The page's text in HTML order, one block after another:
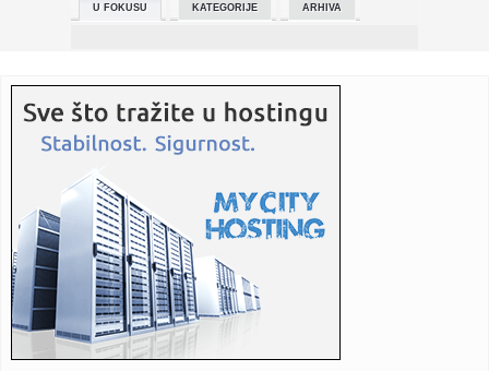
23:01: Pistonsi imaju dilemu vrijednu skoro 300 miliona
23:01:Neobični gosti u šatoru (VIDEO)
23:01:Rekordni osmi pehar: Borcu Kup Republike Srpske
22:59:NBS: Podnećemo krivičnu prijavu protiv lica umešanog u
šaranj...
22:58:Putniković: Za Srbiju ključno da rafinerija u Pančevu nastavi
U FOKUSU KATEGORIJE ARHIVA